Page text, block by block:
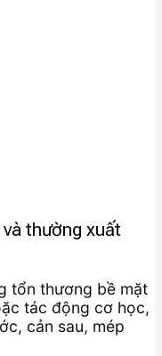
thường xuất
tổn thương bề mặt
tác động cơ học,
cản sau, mép